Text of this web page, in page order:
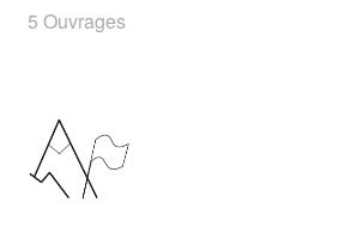
5 Ouvrages